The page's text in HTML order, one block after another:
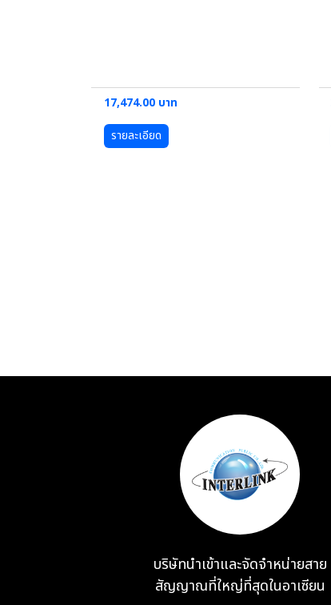
17,474.00 บาท
รายละเอียด
บริษัทนำเข้าและจัดจำหน่ายสาย
สัญญาณที่ใหญ่ที่สุดในอาเซียน